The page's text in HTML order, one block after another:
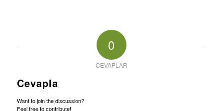
0
CEVAPLAR
Cevapla
Want to join the discussion?
Feel free to contribute!